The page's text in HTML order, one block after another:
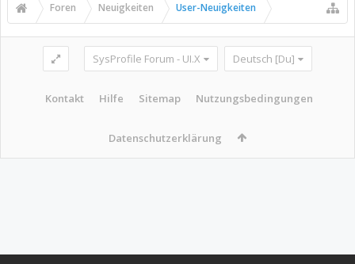
Foren Neuigkeiten User-Neuigkeiten
SysProfile Forum - UI.X Deutsch [Du]
Kontakt Hilfe Sitemap Nutzungsbedingungen
Datenschutzerklärung